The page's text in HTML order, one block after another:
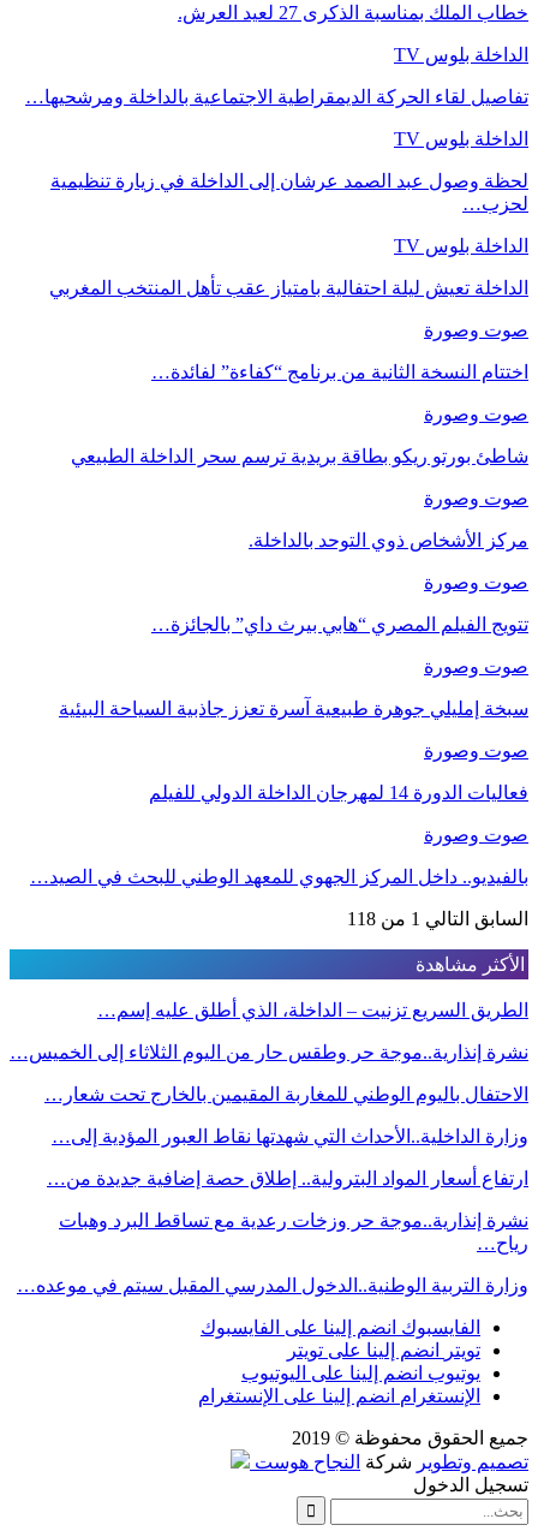
خطاب الملك بمناسبة الذكرى 27 لعيد العرش.
الداخلة بلوس TV
تفاصيل لقاء الحركة الديمقراطية الاجتماعية بالداخلة ومرشحيها…
الداخلة بلوس TV
لحظة وصول عبد الصمد عرشان إلى الداخلة في زيارة تنظيمية
لحزب…
الداخلة بلوس TV
الداخلة تعيش ليلة احتفالية بامتياز عقب تأهل المنتخب المغربي
صوت وصورة
اختتام النسخة الثانية من برنامج “كفاءة” لفائدة…
صوت وصورة
شاطئ بورتو ريكو بطاقة بريدية ترسم سحر الداخلة الطبيعي
صوت وصورة
مركز الأشخاص ذوي التوحد بالداخلة.
صوت وصورة
تتويج الفيلم المصري “هابي بيرث داي” بالجائزة…
صوت وصورة
سبخة إمليلي جوهرة طبيعية آسرة تعزز جاذبية السياحة البيئية
صوت وصورة
فعاليات الدورة 14 لمهرجان الداخلة الدولي للفيلم
صوت وصورة
بالفيديو.. داخل المركز الجهوي للمعهد الوطني للبحث في الصيد…
السابق التالي 1 من 118
الأكثر مشاهدة
الطريق السريع تزنيت – الداخلة، الذي أطلق عليه إسم…
نشرة إنذارية..موجة حر وطقس حار من اليوم الثلاثاء إلى الخميس…
الاحتفال باليوم الوطني للمغاربة المقيمين بالخارج تحت شعار…
وزارة الداخلية..الأحداث التي شهدتها نقاط العبور المؤدية إلى…
ارتفاع أسعار المواد البترولية.. إطلاق حصة إضافية جديدة من…
نشرة إنذارية..موجة حر وزخات رعدية مع تساقط البرد وهبات
رياح…
وزارة التربية الوطنية..الدخول المدرسي المقبل سیتم في موعده…
الفايسبوك انضم إلينا على الفايسبوك
تويتر
انضم إلينا على تويتر
يوتيوب انضم إلينا على اليوتيوب
الإنستغرام انضم إلينا على الإنستغرام
جميع الحقوق محفوظة © 2019
تصميم وتطوير شركة النجاح هوست
تسجيل الدخول